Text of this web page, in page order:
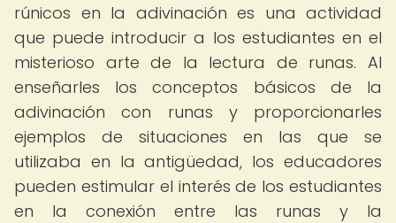
rúnicos en la adivinación es una actividad
que puede introducir a los estudiantes en el
misterioso arte de la lectura de runas. Al
enseñarles los conceptos básicos de la
adivinación con runas y proporcionarles
ejemplos de situaciones en las que se
utilizaba en la antigüedad, los educadores
pueden estimular el interés de los estudiantes
en la conexión entre las runas y la